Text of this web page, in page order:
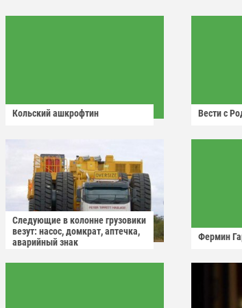
Кольский ашкрофтин Вести с
Следующие в колонне грузовики
везут: насос, домкрат, аптечка,
аварийный знак
Фермин